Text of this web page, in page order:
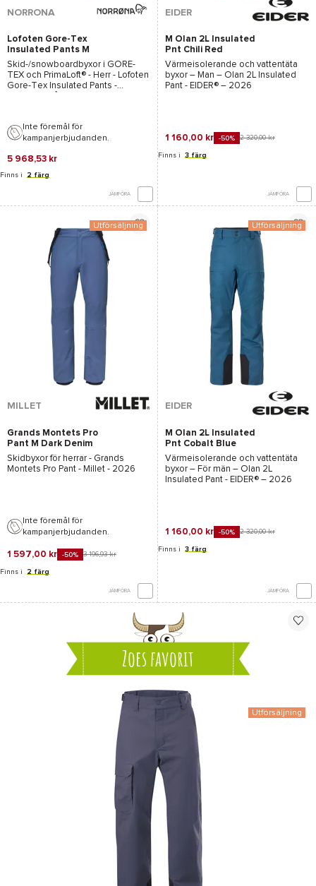
NORRONA
Lofoten Gore-Tex
Insulated Pants M
Indigo Night
Skid-/snowboardbyxor i GORE-
TEX och PrimaLoft® - Herr - Lofoten
Gore-Tex Insulated Pants -
Inte föremål för
kampanjerbjudanden.
5 968,53 kr
Finns i 2 färg
JÄMFÖRA
EIDER
M Olan 2L Insulated
Pnt Chili Red
Värmeisolerande och vattentäta
byxor – Man – Olan 2L Insulated
Pant - EIDER® – 2026
1 160,00 kr -50% 2 320,00 kr
Finns i 3 färg
JÄMFÖRA
Utförsäljning
MILLET
Grands Montets Pro
Pant M Dark Denim
Skidbyxor för herrar - Grands
Montets Pro Pant - Millet - 2026
Inte föremål för
kampanjerbjudanden.
1 597,00 kr -50% 3 196,93 kr
Finns i 2 färg
JÄMFÖRA
Utförsäljning
EIDER
M Olan 2L Insulated
Pnt Cobalt Blue
Värmeisolerande och vattentäta
byxor – För män – Olan 2L
Insulated Pant - EIDER® – 2026
1 160,00 kr -50% 2 320,00 kr
Finns i 3 färg
JÄMFÖRA
Zoes favorit
Utförsäljning